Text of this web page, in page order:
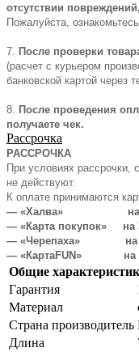
отсутствии
Пожалуйста,
7.
После проверки
(расчет с курьером
банковской картой через
8.
После проведения
получаете чек.
Рассрочка
РАССРОЧКА
При условиях рассрочки,
не действуют.
К оплате принимаются
— «Халва» на 2
— «Карта покупок» на
— «Черепаха» на 8
— «КартаFUN» на 3
Общие
Гарантия
Материал
Страна производитель
Длина